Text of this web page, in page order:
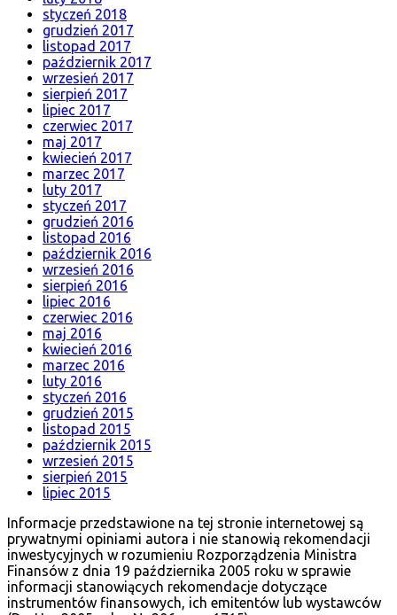
styczeń 2018
grudzień 2017
listopad 2017
październik 2017
wrzesień 2017
sierpień 2017
lipiec 2017
czerwiec 2017
maj 2017
kwiecień 2017
marzec 2017
luty 2017
styczeń 2017
grudzień 2016
listopad 2016
październik 2016
wrzesień 2016
sierpień 2016
lipiec 2016
czerwiec 2016
maj 2016
kwiecień 2016
marzec 2016
luty 2016
styczeń 2016
grudzień 2015
listopad 2015
październik 2015
wrzesień 2015
sierpień 2015
lipiec 2015
Informacje przedstawione na tej stronie internetowej są
prywatnymi opiniami autora i nie stanowią rekomendacji
inwestycyjnych w rozumieniu Rozporządzenia Ministra
Finansów z dnia 19 października 2005 roku w sprawie
informacji stanowiących rekomendacje dotyczące
instrumentów finansowych, ich emitentów lub wystawców